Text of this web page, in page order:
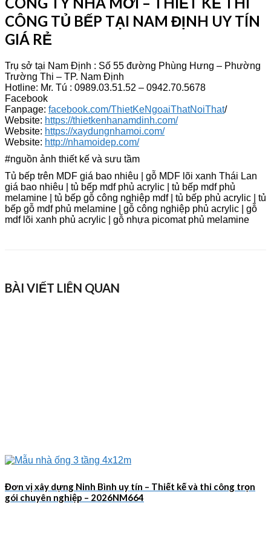
CÔNG TỦ BẾP TẠI NAM ĐỊNH UY TÍN
GIÁ RẺ
Trụ sở tại Nam Định : Số 55 đường Phùng Hưng – Phường
Trường Thi – TP. Nam Định
Hotline: Mr. Tú : 0989.03.51.52 – 0942.70.5678
Facebook
Fanpage: facebook.com/ThietKeNgoaiThatNoiThat/
Website: https://thietkenhanamdinh.com/
Website: https://xaydungnhamoi.com/
Website: http://nhamoidep.com/
#nguồn ảnh thiết kế và sưu tầm
Tủ bếp trên MDF giá bao nhiêu | gỗ MDF lõi xanh Thái Lan
giá bao nhiêu | tủ bếp mdf phủ acrylic | tủ bếp mdf phủ
melamine | tủ bếp gỗ công nghiệp mdf | tủ bếp phủ acrylic | tủ
bếp gỗ mdf phủ melamine | gỗ công nghiệp phủ acrylic | gỗ
mdf lõi xanh phủ acrylic | gỗ nhựa picomat phủ melamine
BÀI VIẾT LIÊN QUAN
Đơn vị xây dựng Ninh Bình uy tín – Thiết kế và thi công trọn
gói chuyên nghiệp – 2026NM664